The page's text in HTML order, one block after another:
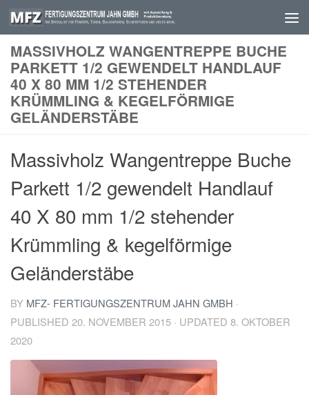
Skip to content
MASSIVHOLZ WANGENTREPPE BUCHE
PARKETT 1/2 GEWENDELT HANDLAUF
40 X 80 MM 1/2 STEHENDER
KRÜMMLING & KEGELFÖRMIGE
GELÄNDERSTÄBE
Massivholz Wangentreppe Buche
Parkett 1/2 gewendelt Handlauf
40 X 80 mm 1/2 stehender
Krümmling & kegelförmige
Geländerstäbe
BY MFZ- FERTIGUNGSZENTRUM JAHN GMBH ·
PUBLISHED 20. NOVEMBER 2015 · UPDATED 8. OKTOBER
2020